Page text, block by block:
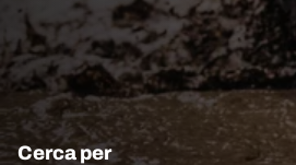
Cerca per